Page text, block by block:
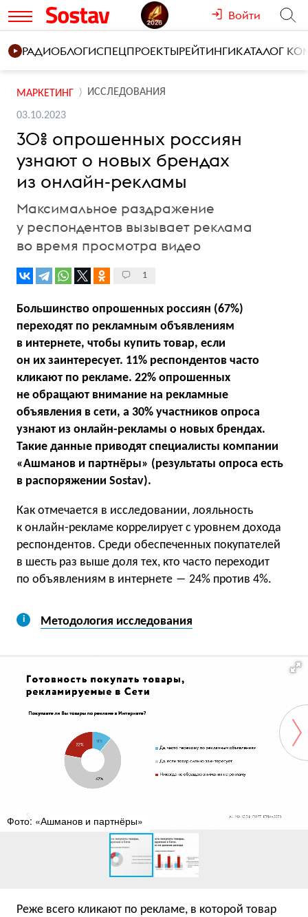
Войти
РАДИОБЛОГИСПЕЦПРОЕКТЫРЕЙТИНГИКАТАЛОГ
МАРКЕТИНГ ИССЛЕДОВАНИЯ
03.10.2023
30% опрошенных россиян
узнают о новых брендах
из онлайн-рекламы
Максимальное раздражение
у респондентов вызывает реклама
во время просмотра видео
1
Большинство опрошенных россиян (67%)
переходят по рекламным объявлениям
в интернете, чтобы купить товар, если
он их заинтересует. 11% респондентов часто
кликают по рекламе. 22% опрошенных
не обращают внимание на рекламные
объявления в сети, а 30% участников опроса
узнают из онлайн-рекламы о новых брендах.
Такие данные приводят специалисты компании
«Ашманов и партнёры» (результаты опроса есть
в распоряжении Sostav).
Как отмечается в исследовании, лояльность
к онлайн-рекламе коррелирует с уровнем дохода
респондентов. Среди обеспеченных покупателей
в шесть раз выше доля тех, кто часто переходит
по объявлениям в интернете ― 24% против 4%.
Методология исследования
Фото: «Ашманов и партнёры»
Реже всего кликают по рекламе, в которой товар